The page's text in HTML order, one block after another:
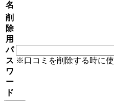
名
削
除
用
パ
ス
ワ
ー
ド
※口コミを削除する時に